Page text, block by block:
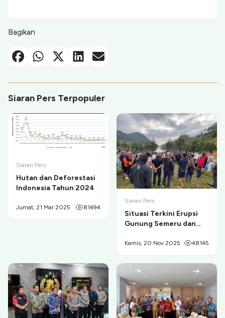
Bagikan
FacebookWhatsappX-TwitterLinkedin
Email
Siaran Pers Terpopuler
Siaran Pers
Hutan dan Deforestasi
Indonesia Tahun 2024
Jumat, 21 Mar 2025 81494
Siaran Pers
Situasi Terkini Erupsi
Gunung Semeru dan
Ranu Kumbolo
Kamis, 20 Nov 2025 48145